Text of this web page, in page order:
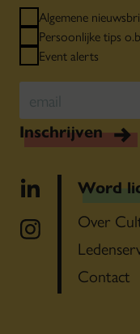
Algemene
Persoonlijke tips
Event alerts
Inschrijven
Word
Over
Contact